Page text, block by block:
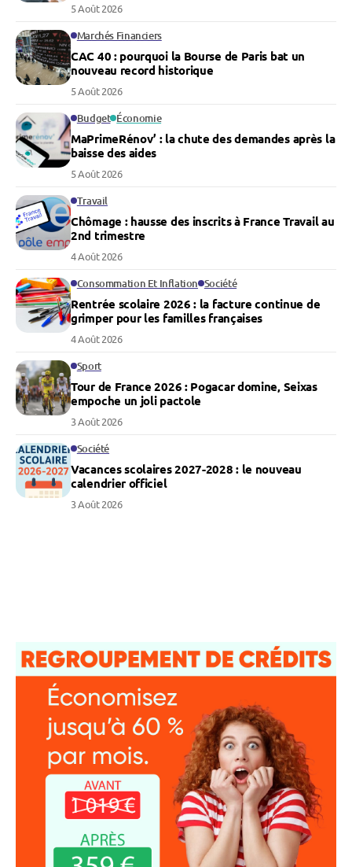
5 Août 2026
Marchés Financiers
CAC 40 : pourquoi la Bourse de Paris bat un
nouveau record historique
5 Août 2026
Budget Économie
MaPrimeRénov’ : la chute des demandes après la
baisse des aides
5 Août 2026
Travail
Chômage : hausse des inscrits à France Travail au
2nd trimestre
4 Août 2026
Consommation Et Inflation Société
Rentrée scolaire 2026 : la facture continue de
grimper pour les familles françaises
4 Août 2026
Sport
Tour de France 2026 : Pogacar domine, Seixas
empoche un joli pactole
3 Août 2026
Société
Vacances scolaires 2027-2028 : le nouveau
calendrier officiel
3 Août 2026